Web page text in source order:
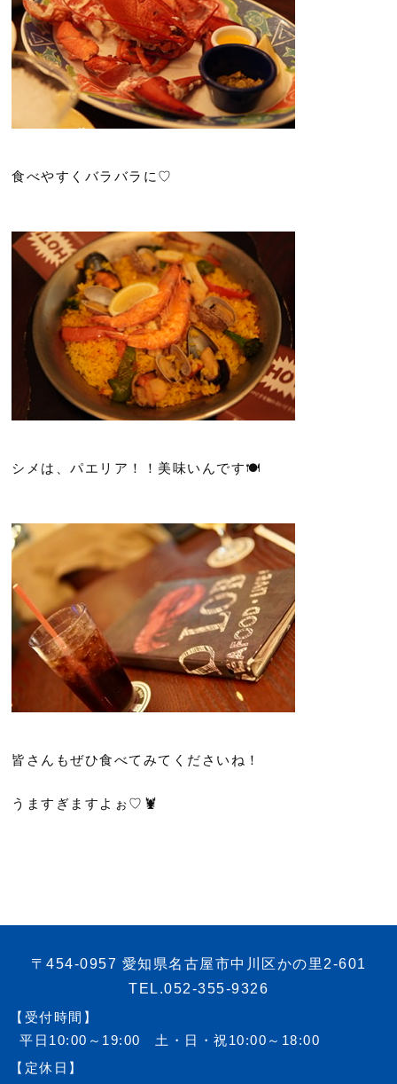
食べやすくバラバラに♡
シメは、パエリア！！美味いんです🍽
皆さんもぜひ食べてみてくださいね！
うますぎますよぉ♡🦞
〒454-0957 愛知県名古屋市中川区かの里2-601
TEL.052-355-9326
【受付時間】
平日10:00～19:00 土・日・祝10:00～18:00
【定休日】